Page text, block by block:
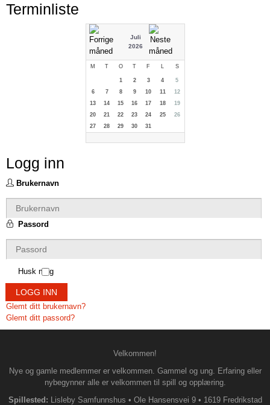
Terminliste
Juli
2026
M T O T F L S
1 2 3 4
5
6
7 8 9 10 11
12
13
14 15 16 17 18
19
20
21 22 23 24 25
26
27
28 29 30 31
Logg inn
Brukernavn
Passord
Husk meg
LOGG INN
Glemt ditt brukernavn?
Glemt ditt passord?
Velkommen!
Nye og gamle medlemmer er velkommen. Gammel og ung. Erfaring eller
nybegynner alle er velkommen til spill og opplæring.
Spillested: Lisleby Samfunnshus • Ole Hansensvei 9 • 1619 Fredrikstad